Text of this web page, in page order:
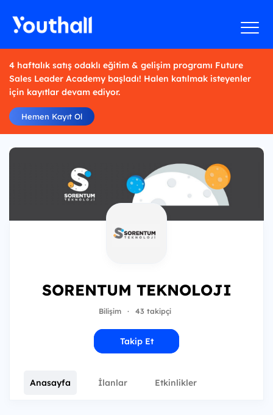
4 haftalık satış odaklı eğitim & gelişim programı Future
Sales Leader Academy başladı! Halen katılmak isteyenler
için kayıtlar devam ediyor.
Hemen Kayıt Ol
SORENTUM TEKNOLOJI
Bilişim · 43 takipçi
Takip Et
Anasayfa İlanlar Etkinlikler